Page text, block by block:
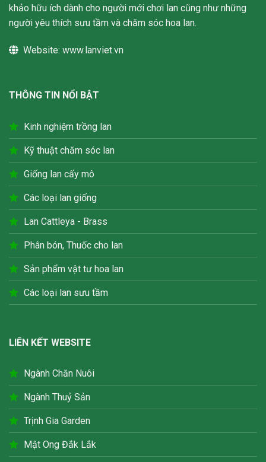
khảo hữu ích dành cho người mới chơi lan cũng như những
người yêu thích sưu tầm và chăm sóc hoa lan.
Website: www.lanviet.vn
THÔNG TIN NỔI BẬT
Kinh nghiệm trồng lan
Kỹ thuật chăm sóc lan
Giống lan cấy mô
Các loại lan giống
Lan Cattleya - Brass
Phân bón, Thuốc cho lan
Sản phẩm vật tư hoa lan
Các loại lan sưu tầm
LIÊN KẾT WEBSITE
Ngành Chăn Nuôi
Ngành Thuỷ Sản
Trịnh Gia Garden
Mật Ong Đắk Lắk